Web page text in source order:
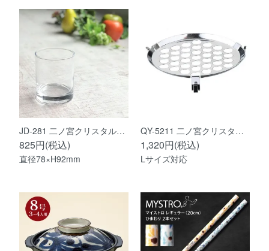
JD-281 二ノ宮クリスタル…
825円(税込)
直径78×H92mm
QY-5211 二ノ宮クリスタ…
1,320円(税込)
Lサイズ対応